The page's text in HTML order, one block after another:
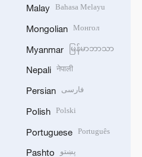
Malay Bahasa Melayu
Mongolian Монгол
Myanmar မြန်မာဘာသာ
Nepali नेपाली
Persian فارسی
Polish Polski
Portuguese Português
Pashto پښتو